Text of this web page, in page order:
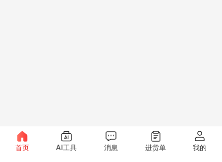
首页 AI工具 消息 进货单 我的